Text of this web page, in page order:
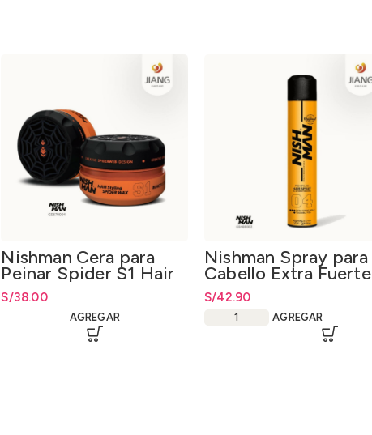
Nishman Cera para
Peinar Spider S1 Hair
Spider Wax S1 150ml.
S/38.00
AGREGAR
Nishman Spray para
Cabello Extra Fuerte
04 Hair Spray 04
Extra Strong Hold
400ml.
S/42.90
AGREGAR